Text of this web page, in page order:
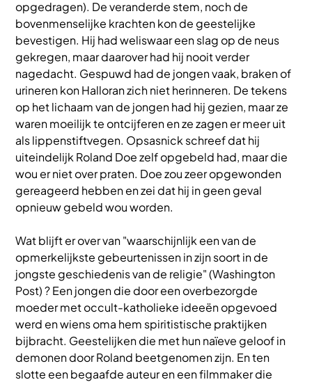
opgedragen). De veranderde stem, noch de
bovenmenselijke krachten kon de geestelijke
bevestigen. Hij had weliswaar een slag op de neus
gekregen, maar daarover had hij nooit verder
nagedacht. Gespuwd had de jongen vaak, braken of
urineren kon Halloran zich niet herinneren. De tekens
op het lichaam van de jongen had hij gezien, maar ze
waren moeilijk te ontcijferen en ze zagen er meer uit
als lippenstiftvegen. Opsasnick schreef dat hij
uiteindelijk Roland Doe zelf opgebeld had, maar die
wou er niet over praten. Doe zou zeer opgewonden
gereageerd hebben en zei dat hij in geen geval
opnieuw gebeld wou worden.
Wat blijft er over van "waarschijnlijk een van de
opmerkelijkste gebeurtenissen in zijn soort in de
jongste geschiedenis van de religie" (Washington
Post) ? Een jongen die door een overbezorgde
moeder met occult-katholieke ideeën opgevoed
werd en wiens oma hem spiritistische praktijken
bijbracht. Geestelijken die met hun naïeve geloof in
demonen door Roland beetgenomen zijn. En ten
slotte een begaafde auteur en een filmmaker die